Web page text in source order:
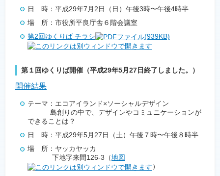
日 時：平成29年7月2日（日）午後3時〜午後4時半
場 所：市役所平良庁舎６階会議室
第2回ゆくりば チラシ
(939KB)
第１回ゆくりば開催（平成29年5月27日終了しました。）
開催結果
テーマ：エコアイランド×ソーシャルデザイン
島創りの中で、デザインやコミュニケーションが
できることは？
日 時：平成29年5月27日（土）午後７時〜午後８時半
場 所：ヤッカヤッカ
下地字来間126-3（地図
）